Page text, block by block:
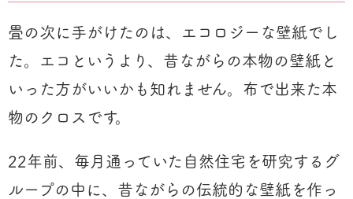
畳の次に手がけたのは、エコロジーな壁紙でし
た。エコというより、昔ながらの本物の壁紙と
いった方がいいかも知れません。布で出来た本
物のクロスです。
22年前、毎月通っていた自然住宅を研究するグ
ループの中に、昔ながらの伝統的な壁紙を作っ